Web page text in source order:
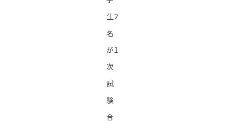
生2
名
が1
次
試
験
合